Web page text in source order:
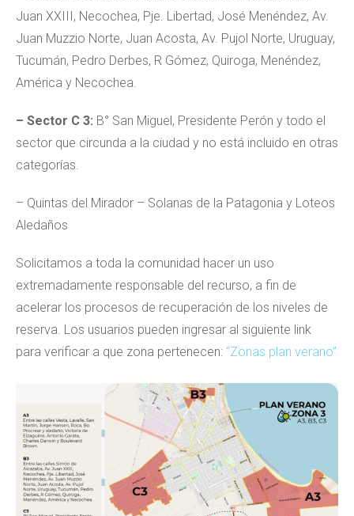
Juan XXIII, Necochea, Pje. Libertad, José Menéndez, Av.
Juan Muzzio Norte, Juan Acosta, Av. Pujol Norte, Uruguay,
Tucumán, Pedro Derbes, R Gómez, Quiroga, Menéndez,
América y Necochea.
– Sector C 3: B° San Miguel, Presidente Perón y todo el
sector que circunda a la ciudad y no está incluido en otras
categorías.
– Quintas del Mirador – Solanas de la Patagonia y Loteos
Aledaños
Solicitamos a toda la comunidad hacer un uso
extremadamente responsable del recurso, a fin de
acelerar los procesos de recuperación de los niveles de
reserva. Los usuarios pueden ingresar al siguiente link
para verificar a que zona pertenecen: “Zonas plan verano”